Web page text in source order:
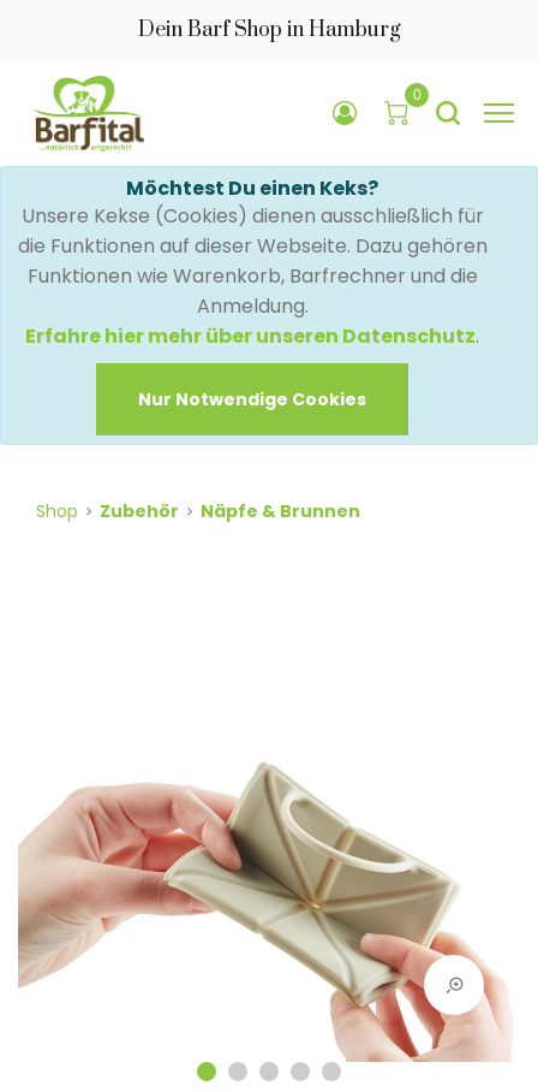
Dein Barf Shop in Hamburg
0
Möchtest Du einen Keks?
Unsere Kekse (Cookies) dienen ausschließlich für
die Funktionen auf dieser Webseite. Dazu gehören
Funktionen wie Warenkorb, Barfrechner und die
Anmeldung.
Erfahre hier mehr über unseren Datenschutz.
Nur Notwendige Cookies
Shop Zubehör Näpfe & Brunnen